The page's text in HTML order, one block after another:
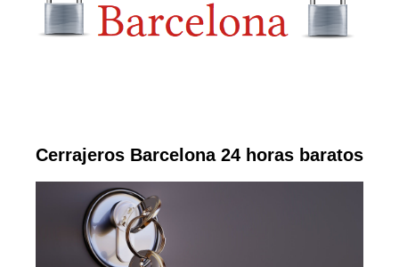
Cerrajeros Barcelona 24 horas baratos